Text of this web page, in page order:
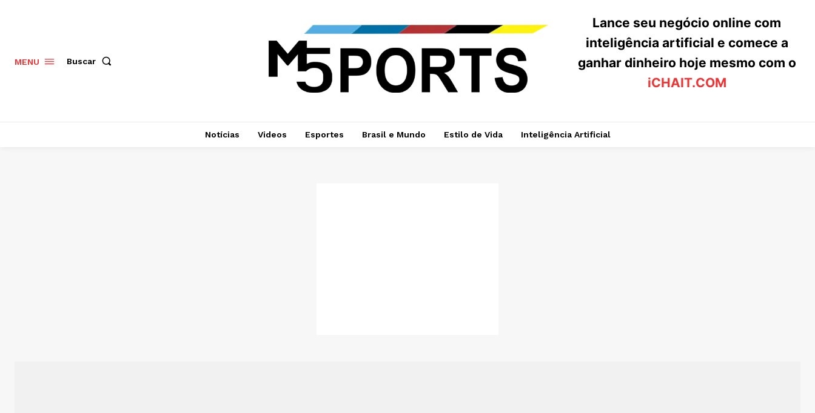
MENU Buscar
Lance seu negócio online com
inteligência artificial e comece a
ganhar dinheiro hoje mesmo com o
iCHAIT.COM
Notícias Videos Esportes Brasil e Mundo Estilo de Vida Inteligência Artificial